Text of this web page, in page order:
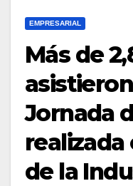
EMPRESARIAL
Más de
Jornada
realizada
de la